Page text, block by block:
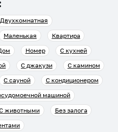
Двухкомнатная
Маленькая
Квартира
Номер
С кухней
С джакузи
С камином
С сауной
С кондиционером
машиной
животными
Без залога